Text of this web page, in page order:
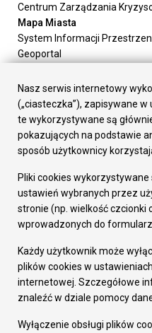
Centrum Zarządzania
Mapa Miasta
System Informacji
Geoportal
Załatw sprawę
Prezydent Miasta
Rada Miasta
Wydziały
Elektroniczna Skrzynka
Gospodarka
Fundusze europejskie
Środki krajowe
Oferty inwestycyjne
Pozostałe
Deklaracja dostępności
Dane osobowe
Dodaj opinię o witrynie
Nasz serwis internetowy
(„ciasteczka”), zapisywane
te wykorzystywane są
pokazujących na podstawie
sposób użytkownicy
Pliki cookies
ustawień wybranych przez
stronie (np. wielkość czcionki
wprowadzonych do
Każdy użytkownik może
plików cookies w
internetowej. Szczegółowe
znaleźć w dziale pomocy
Wyłączenie obsługi plików